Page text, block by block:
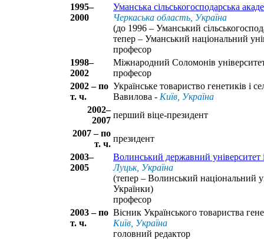
1995–
2000
Уманська сільськогосподарська
Черкаська область, Україна
(до 1996 – Уманський
тепер – Уманський національний
професор
1998–
2002
Міжнародний Соломонів
професор
2002 – по
т. ч.
Українське товариство генетиків і
Вавилова - Київ, Україна
2002–
2007
перший віце-президент
2007 – по
т. ч.
президент
2003–
2005
Волинський державний університет
Луцьк, Україна
(тепер – Волинський національний
Українки)
професор
2003 – по
т. ч.
Вісник Українського товариства
Київ, Україна
головний редактор